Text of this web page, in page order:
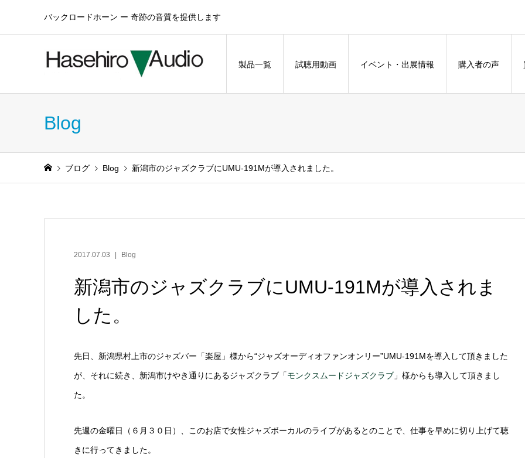
バックロードホーン ー 奇跡の音質を提供します
製品一覧 試聴用動画 イベント・出展情報 購入者の声
Blog
ブログ Blog 新潟市のジャズクラブにUMU-191Mが導入されました。
2017.07.03 Blog
新潟市のジャズクラブにUMU-191Mが導入されま
した。
先日、新潟県村上市のジャズバー「楽屋」様から“ジャズオーディオファンオンリー”UMU-191Mを導入して頂きました
が、それに続き、新潟市けやき通りにあるジャズクラブ「モンクスムードジャズクラブ」様からも導入して頂きまし
た。
先週の金曜日（６月３０日）、このお店で女性ジャズボーカルのライブがあるとのことで、仕事を早めに切り上げて聴
きに行ってきました。